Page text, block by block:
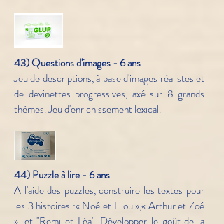
43) Questions d'images - 6 ans
Jeu de descriptions, à base d'images réalistes et
de devinettes progressives, axé sur 8 grands
thèmes. Jeu d'enrichissement lexical.
44) Puzzle à lire - 6 ans
A l'aide des puzzles, construire les textes pour
les 3 histoires :« Noé et Lilou »,« Arthur et Zoé